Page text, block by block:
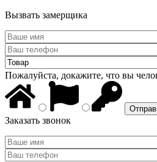
Вызвать замерщика
Пожалуйста, докажите, что вы
Заказать звонок